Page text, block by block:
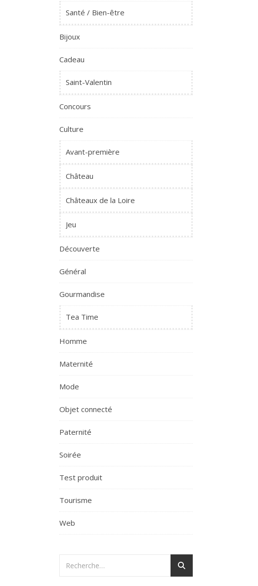
Santé / Bien-être
Bijoux
Cadeau
Saint-Valentin
Concours
Culture
Avant-première
Château
Châteaux de la Loire
Jeu
Découverte
Général
Gourmandise
Tea Time
Homme
Maternité
Mode
Objet connecté
Paternité
Soirée
Test produit
Tourisme
Web